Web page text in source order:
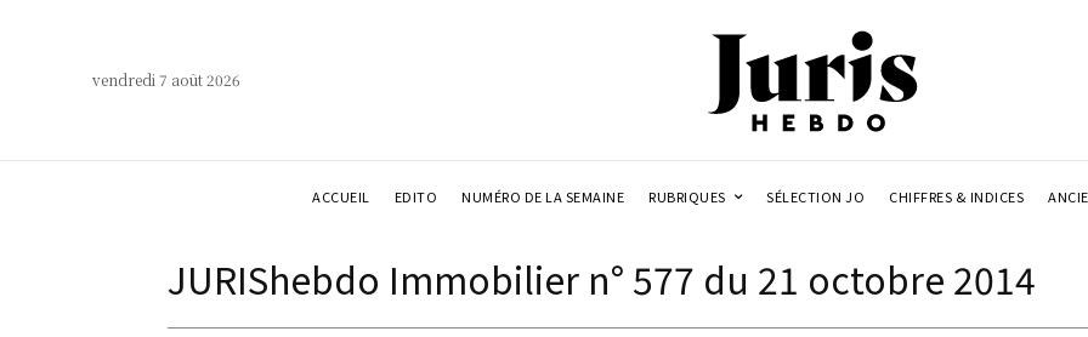
vendredi 7 août 2026
ACCUEIL EDITO NUMÉRO DE LA SEMAINE RUBRIQUES SÉLECTION JO CHIFFRES & INDICES
JURIShebdo Immobilier n° 577 du 21 octobre 2014